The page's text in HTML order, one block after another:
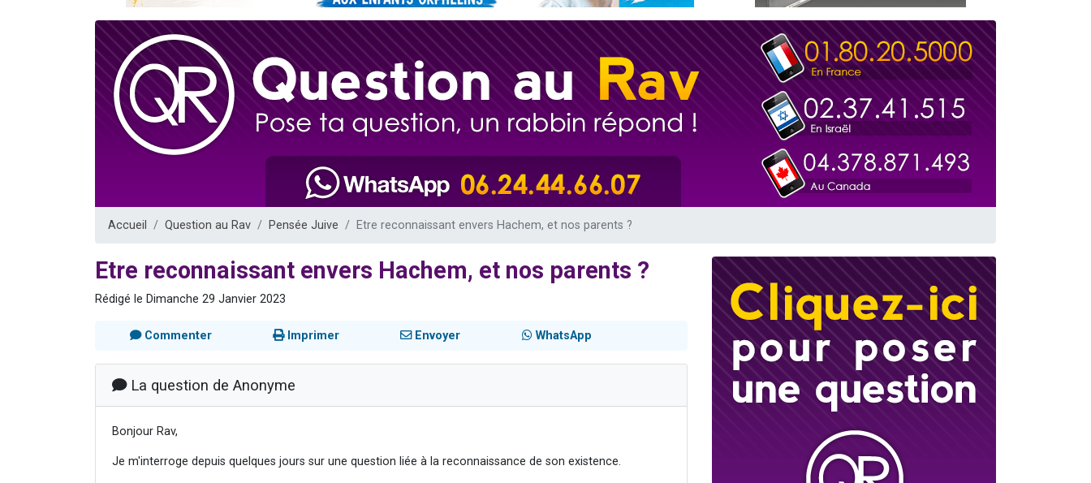
6 personnes viennent de nous rejoindre sur WhatsApp
4 personnes viennent de faire un don pour Reloger Rivka, 6 enfants, victime de violences...
2 personnes viennent de faire un don pour 1 Journée de Vacances Pour les Enfants
17 personnes viennent de demander une bénédiction
Il reste 49 places pour étudier en groupe sur Zoom
Eva vient de donner son Maasser
Eli vient de donner son Maasser
Accueil Question au Rav Pensée Juive Etre reconnaissant envers Hachem, et nos parents ?
Etre reconnaissant envers Hachem, et nos parents ?
Rédigé le Dimanche 29 Janvier 2023
Commenter Imprimer Envoyer WhatsApp
La question de Anonyme
Bonjour Rav,
Je m'interroge depuis quelques jours sur une question liée à la reconnaissance de son existence.